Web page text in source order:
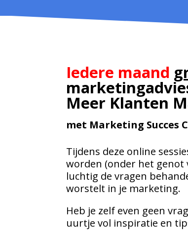
Iedere maand
Meer Klanten
met Marketing Succes
Tijdens deze online
worden (onder het genot
luchtig de vragen
worstelt in je marketing.
Heb je zelf even geen
uurtje vol inspiratie en